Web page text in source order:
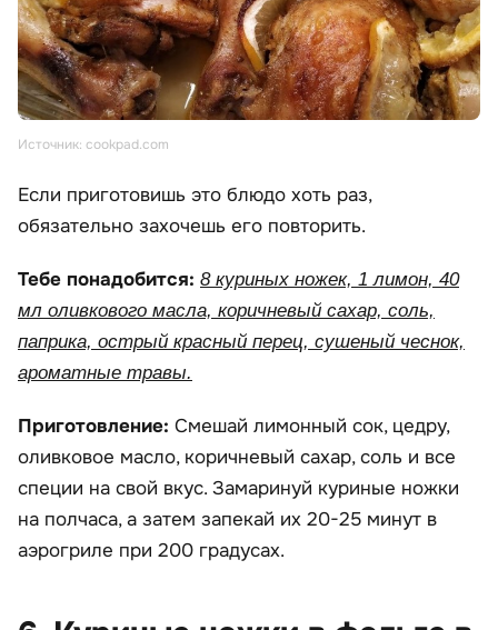
Источник: cookpad.com
Если приготовишь это блюдо хоть раз,
обязательно захочешь его повторить.
Тебе понадобится: 8 куриных ножек, 1 лимон, 40
мл оливкового масла, коричневый сахар, соль,
паприка, острый красный перец, сушеный чеснок,
ароматные травы.
Приготовление: Смешай лимонный сок, цедру,
оливковое масло, коричневый сахар, соль и все
специи на свой вкус. Замаринуй куриные ножки
на полчаса, а затем запекай их 20-25 минут в
аэрогриле при 200 градусах.